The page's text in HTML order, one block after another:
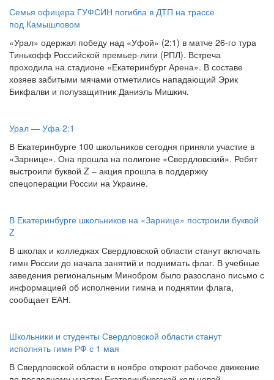
Семья офицера ГУФСИН погибла в ДТП на трассе
под Камышловом
«Урал» одержал победу над «Уфой» (2:1) в матче 26-го тура
Тинькофф Российской премьер-лиги (РПЛ). Встреча
проходила на стадионе «Екатеринбург Арена». В составе
хозяев забитыми мячами отметились нападающий Эрик
Бикфалви и полузащитник Даниэль Мишкич.
Урал — Уфа 2:1
В Екатеринбурге 100 школьников сегодня приняли участие в
«Зарнице». Она прошла на полигоне «Свердловский». Ребят
выстроили буквой Z – акция прошла в поддержку
спецоперации России на Украине.
В Екатеринбурге школьников на «Зарнице» построили буквой
Z
В школах и колледжах Свердловской области станут включать
гимн России до начала занятий и поднимать флаг. В учебные
заведения региональным Минобром было разослано письмо с
информацией об исполнении гимна и поднятии флага,
сообщает ЕАН.
Школьники и студенты Свердловской области станут
исполнять гимн РФ с 1 мая
В Свердловской области в ноябре откроют рабочее движение